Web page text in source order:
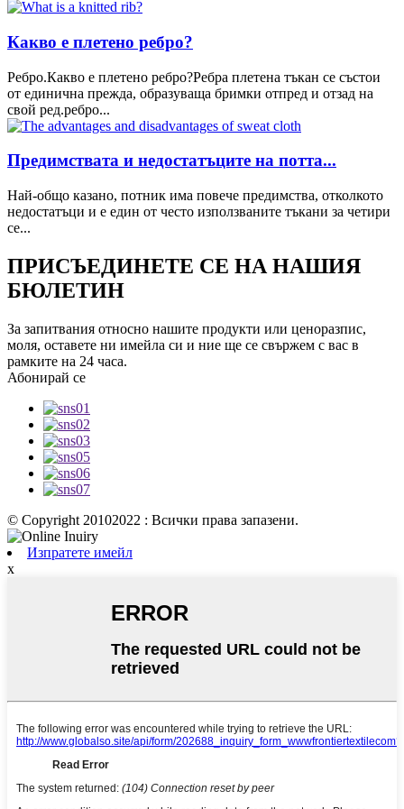
Какво е плетено ребро?
Ребро.Какво е плетено ребро?Ребра плетена тъкан се състои
от единична прежда, образуваща бримки отпред и отзад на
свой ред.ребро...
Предимствата и недостатъците на потта...
Най-общо казано, потник има повече предимства, отколкото
недостатъци и е един от често използваните тъкани за четири
се...
ПРИСЪЕДИНЕТЕ СЕ НА НАШИЯ
БЮЛЕТИН
За запитвания относно нашите продукти или ценоразпис,
моля, оставете ни имейла си и ние ще се свържем с вас в
рамките на 24 часа.
Абонирай се
© Copyright 20102022 : Всички права запазени.
Изпратете имейл
x